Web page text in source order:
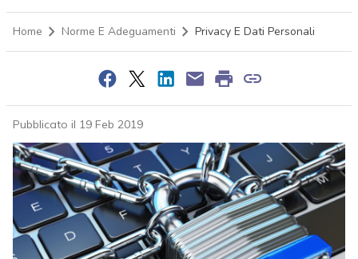
Home Norme E Adeguamenti Privacy E Dati Personali
Pubblicato il 19 Feb 2019